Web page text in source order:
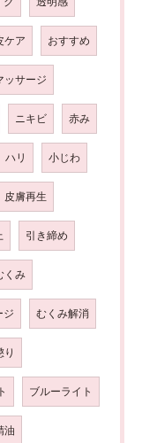
ケア おすすめ
ッサージ
ニキビ 赤み
ハリ 小じわ
皮膚再生
引き締め
くみ
ジ むくみ解消
り
ブルーライト
油